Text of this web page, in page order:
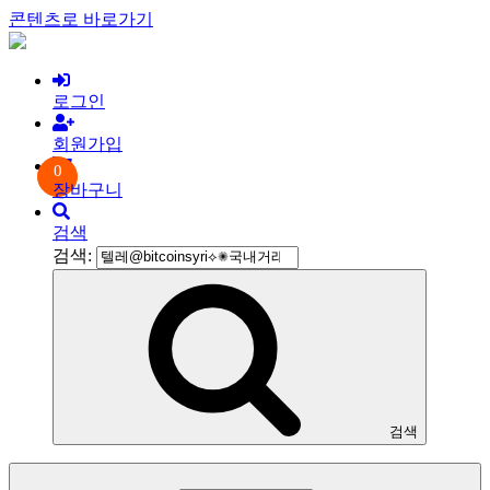
콘텐츠로 바로가기
로그인
회원가입
0
장바구니
검색
검색:
검색